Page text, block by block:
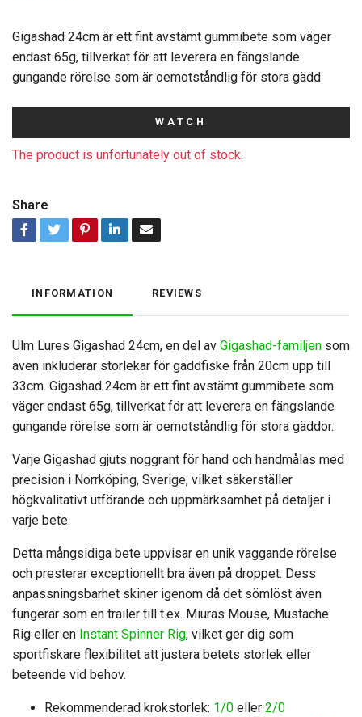
Gigashad 24cm är ett fint avstämt gummibete som väger
endast 65g, tillverkat för att leverera en fängslande
gungande rörelse som är oemotståndlig för stora gädd
WATCH
The product is unfortunately out of stock.
Share
INFORMATION REVIEWS
Ulm Lures Gigashad 24cm, en del av Gigashad-familjen som
även inkluderar storlekar för gäddfiske från 20cm upp till
33cm. Gigashad 24cm är ett fint avstämt gummibete som
väger endast 65g, tillverkat för att leverera en fängslande
gungande rörelse som är oemotståndlig för stora gäddor.
Varje Gigashad gjuts noggrant för hand och handmålas med
precision i Norrköping, Sverige, vilket säkerställer
högkvalitativt utförande och uppmärksamhet på detaljer i
varje bete.
Detta mångsidiga bete uppvisar en unik vaggande rörelse
och presterar exceptionellt bra även på droppet. Dess
anpassningsbarhet skiner igenom då det sömlöst även
fungerar som en trailer till t.ex. Miuras Mouse, Mustache
Rig eller en Instant Spinner Rig, vilket ger dig som
sportfiskare flexibilitet att justera betets storlek eller
beteende vid behov.
Rekommenderad krokstorlek: 1/0 eller 2/0